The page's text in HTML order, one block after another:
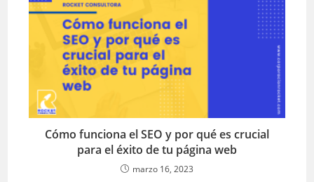
Cómo funciona el SEO y por qué es crucial
para el éxito de tu página web
marzo 16, 2023